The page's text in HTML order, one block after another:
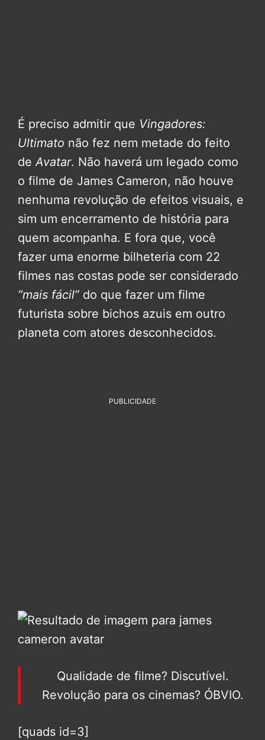
É preciso admitir que Vingadores:
Ultimato não fez nem metade do feito
deAvatar. Não haverá um legado como
o filme de James Cameron, não houve
nenhuma revolução de efeitos visuais, e
sim um encerramento de história para
quem acompanha. E fora que, você
fazer uma enorme bilheteria com 22
filmes nas costas pode ser considerado
“mais fácil” do que fazer um filme
futurista sobre bichos azuis em outro
planeta com atores desconhecidos.
PUBLICIDADE
Qualidade de filme? Discutível.
Revolução para os cinemas? ÓBVIO.
[quads id=3]